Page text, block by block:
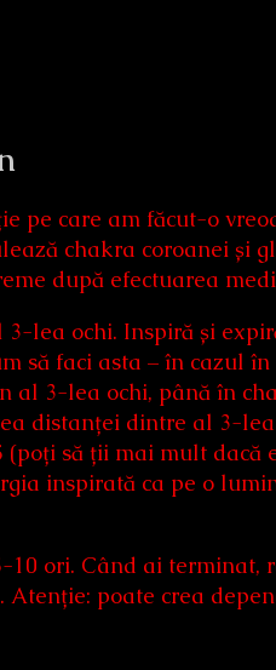
pe care am făcut-o
chakra coroanei și
după efectuarea
lea ochi. Inspiră și
să faci asta – în cazul
al 3-lea ochi, până în
distanței dintre al 3-lea
să ții mai mult dacă
inspirată ca pe o
10 ori. Când ai terminat,
poate crea